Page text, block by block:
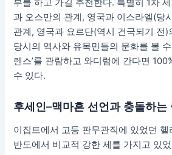
부를 하고 가길 추천한다. 특별히 1차
과 오스만의 관계, 영국과 이스라엘(당
관계, 영국과 요르단(역시 건국되기 전)
당시의 역사와 유목민들의 문화를 볼
렌스’를 관람하고 와디럼에 간다면
수 있다.
후세인–맥마흔 선언과 충돌하는
이집트에서 고등 판무관직에 있었던
반도에서 비교적 강한 세를 가지고 있